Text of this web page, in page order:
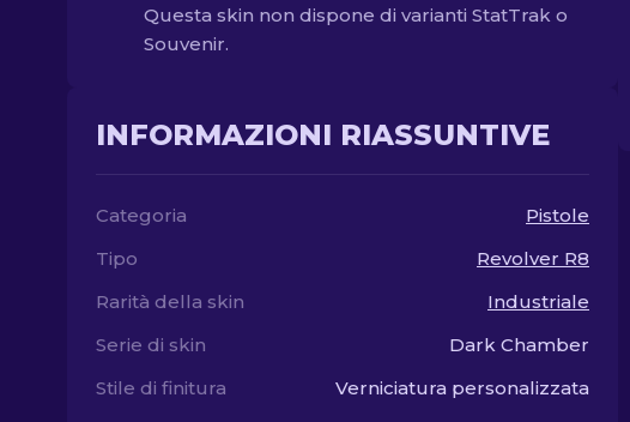
Questa skin non dispone di varianti StatTrak o
Souvenir.
INFORMAZIONI RIASSUNTIVE
Categoria
Pistole
Tipo
Revolver R8
Rarità della skin
Industriale
Serie di skin
Dark Chamber
Stile di finitura
Verniciatura personalizzata